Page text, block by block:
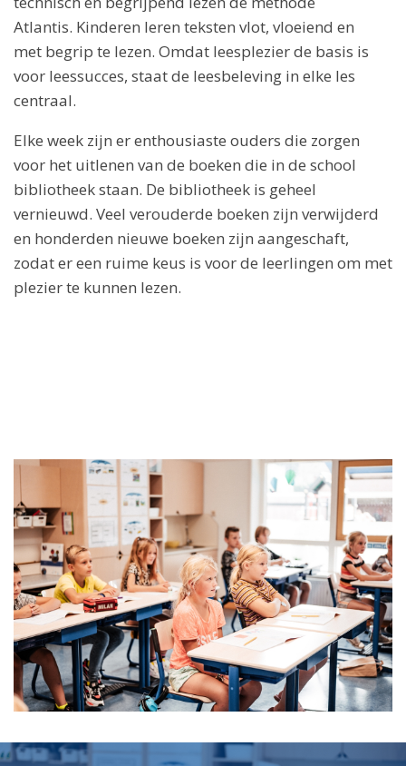
Atlantis. Kinderen leren teksten vlot, vloeiend en
met begrip te lezen. Omdat leesplezier de basis is
voor leessucces, staat de leesbeleving in elke les
centraal.
Elke week zijn er enthousiaste ouders die zorgen
voor het uitlenen van de boeken die in de school
bibliotheek staan. De bibliotheek is geheel
vernieuwd. Veel verouderde boeken zijn verwijderd
en honderden nieuwe boeken zijn aangeschaft,
zodat er een ruime keus is voor de leerlingen om met
plezier te kunnen lezen.